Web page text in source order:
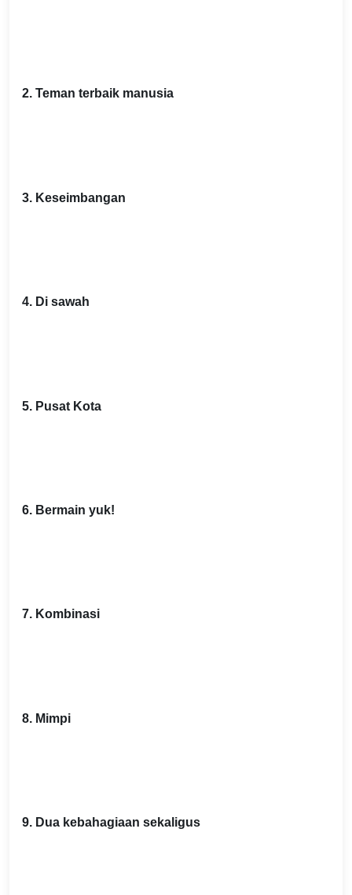
2. Teman terbaik manusia
3. Keseimbangan
4. Di sawah
5. Pusat Kota
6. Bermain yuk!
7. Kombinasi
8. Mimpi
9. Dua kebahagiaan sekaligus